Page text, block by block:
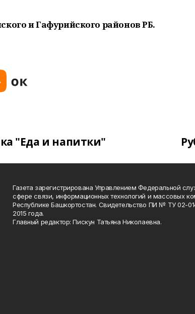
и Гафурийского районов РБ.
"Еда и напитки"
Газета зарегистрирована Управлением Федеральной
сфере связи, информационных технологий и массовых
Республике Башкортостан. Свидетельство ПИ № ТУ 02-
2015 года.
Главный редактор: Пискун Татьяна Николаевна.